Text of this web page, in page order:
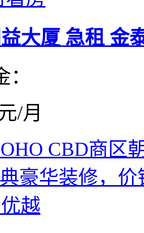
大厦 急租 金
/月